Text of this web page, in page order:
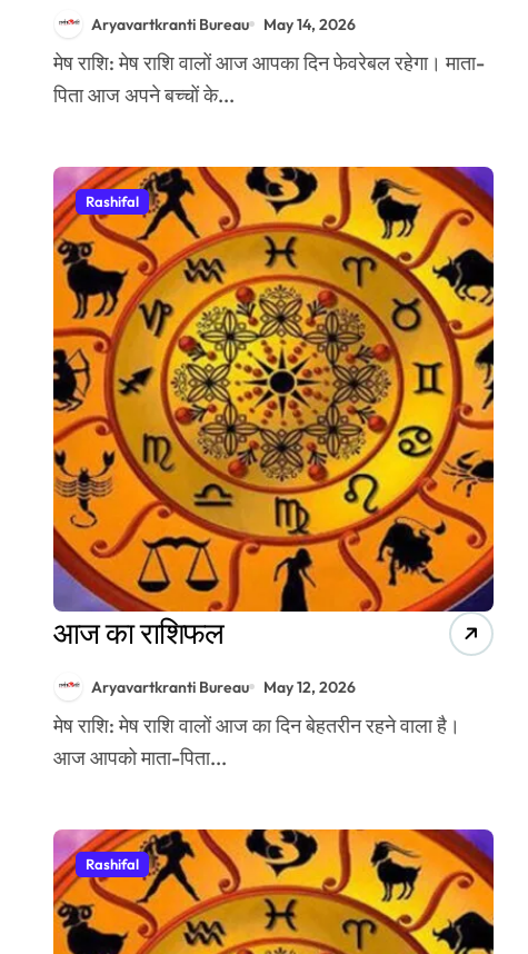
Aryavartkranti Bureau May 14, 2026
मेष राशि: मेष राशि वालों आज आपका दिन फेवरेबल रहेगा। माता-
पिता आज अपने बच्चों के...
Rashifal
आज का राशिफल
Aryavartkranti Bureau May 12, 2026
मेष राशि: मेष राशि वालों आज का दिन बेहतरीन रहने वाला है।
आज आपको माता-पिता...
Rashifal